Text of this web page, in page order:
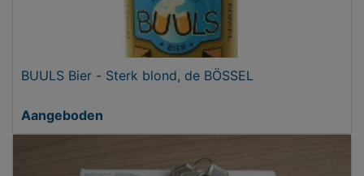
BUULS Bier - Sterk blond, de BÖSSEL
Aangeboden